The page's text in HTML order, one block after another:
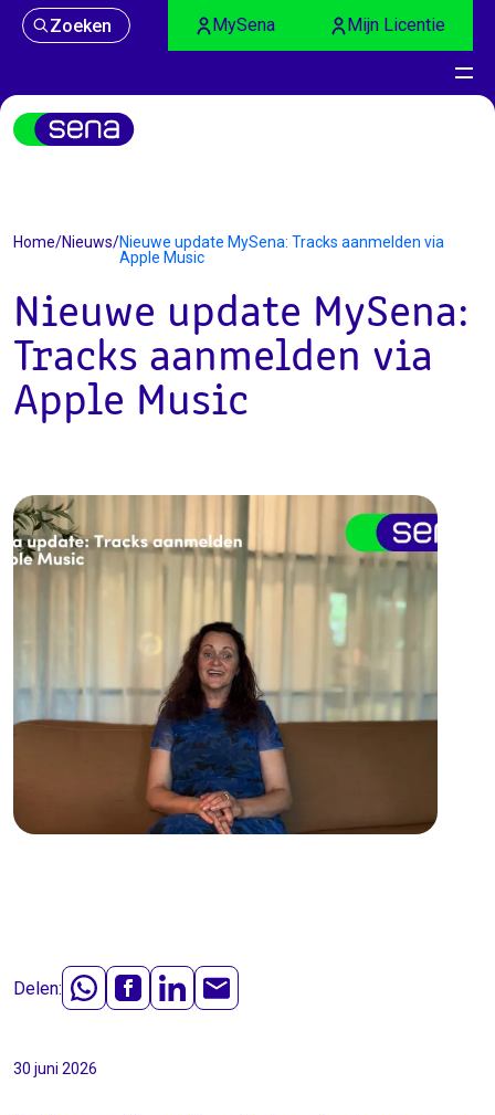
Zoeken MySena Mijn Licentie
Home/Nieuws/Nieuwe update MySena: Tracks aanmelden via
Apple Music
Nieuwe update MySena:
Tracks aanmelden via
Apple Music
Delen:
30 juni 2026